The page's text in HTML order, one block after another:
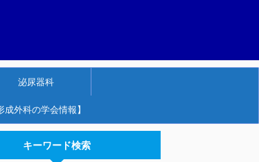
泌尿器科
成外科の学会情報】
キーワード検索